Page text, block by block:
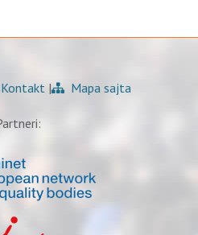
Kontakt | Mapa sajta